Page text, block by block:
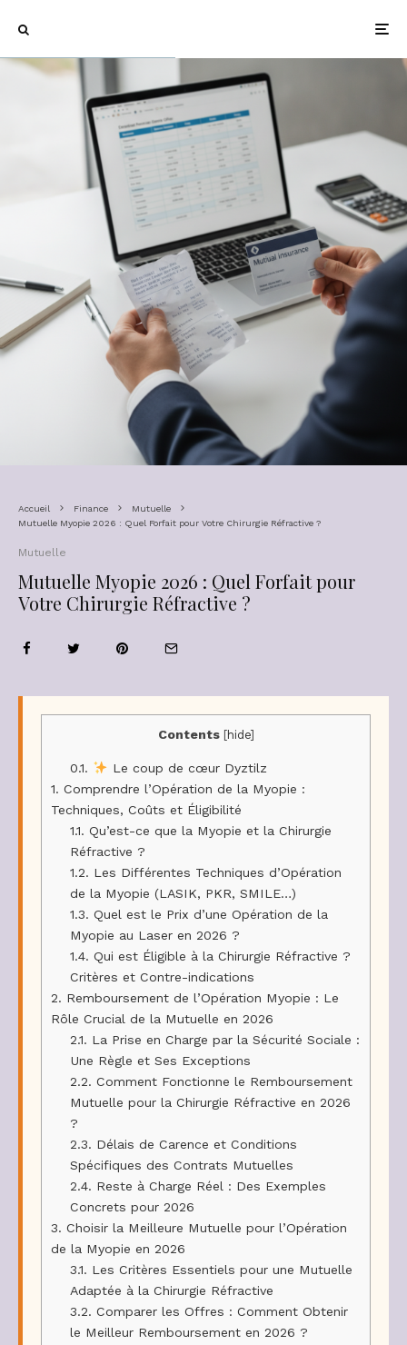
Accueil Finance
Mutuelle
Mutuelle Myopie 2026 : Quel Forfait pour Votre Chirurgie Réfractive ?
Mutuelle
Mutuelle Myopie 2026 : Quel Forfait pour
Votre Chirurgie Réfractive ?
Contents [hide]
0.1.
Le coup de cœur Dyztilz
1. Comprendre l’Opération de la Myopie :
Techniques, Coûts et Éligibilité
1.1. Qu’est-ce que la Myopie et la Chirurgie
Réfractive ?
1.2. Les Différentes Techniques d’Opération
de la Myopie (LASIK, PKR, SMILE…)
1.3. Quel est le Prix d’une Opération de la
Myopie au Laser en 2026 ?
1.4. Qui est Éligible à la Chirurgie Réfractive ?
Critères et Contre-indications
2. Remboursement de l’Opération Myopie : Le
Rôle Crucial de la Mutuelle en 2026
2.1. La Prise en Charge par la Sécurité Sociale :
Une Règle et Ses Exceptions
2.2. Comment Fonctionne le Remboursement
Mutuelle pour la Chirurgie Réfractive en 2026
?
2.3. Délais de Carence et Conditions
Spécifiques des Contrats Mutuelles
2.4. Reste à Charge Réel : Des Exemples
Concrets pour 2026
3. Choisir la Meilleure Mutuelle pour l’Opération
de la Myopie en 2026
3.1. Les Critères Essentiels pour une Mutuelle
Adaptée à la Chirurgie Réfractive
3.2. Comparer les Offres : Comment Obtenir
le Meilleur Remboursement en 2026 ?